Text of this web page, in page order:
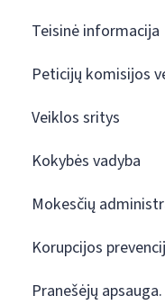
Teisinė informacija
Peticijų komisijos
Veiklos sritys
Kokybės vadyba
Mokesčių
Korupcijos
Pranešėjų